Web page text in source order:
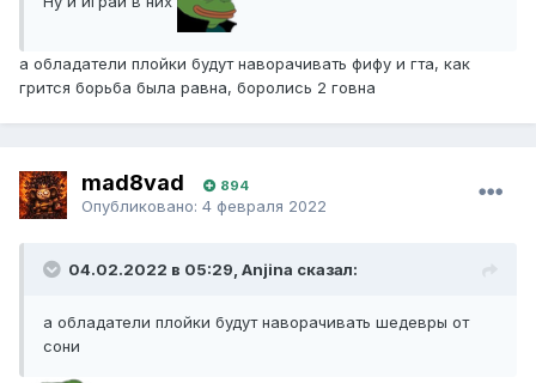
а обладатели плойки будут наворачивать фифу и гта, как
грится борьба была равна, боролись 2 говна
mad8vad 894
Опубликовано: 4 февраля 2022
04.02.2022 в 05:29, Anjina сказал:
а обладатели плойки будут наворачивать шедевры от
сони